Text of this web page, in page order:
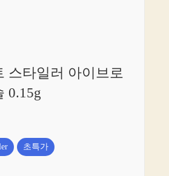
스타일러 아이브로
0.15g
초특가